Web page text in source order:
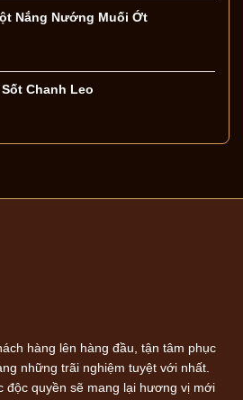
Nắng Nướng Muối Ớt
Chanh Leo
hàng lên hàng đầu, tận tâm phục
những trãi nghiệm tuyệt với nhất.
độc quyền sẽ mang lại hương vị mới